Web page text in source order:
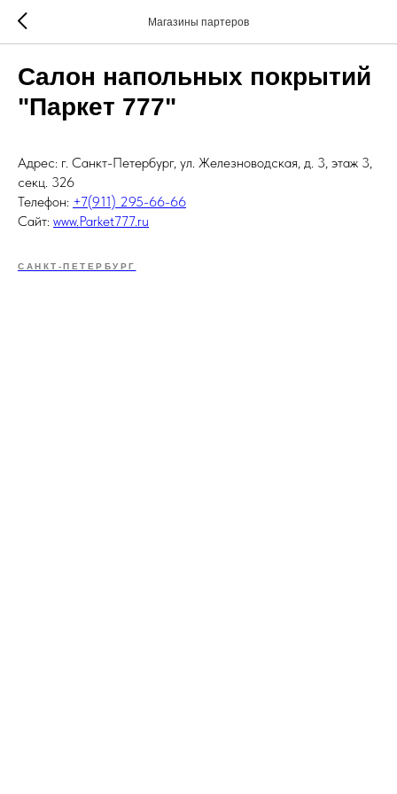
Магазины партеров
Салон напольных покрытий
"Паркет 777"
Адрес: г. Санкт-Петербург, ул. Железноводская, д. 3, этаж 3,
секц. 326
Телефон: +7(911) 295-66-66
Сайт: www.Parket777.ru
САНКТ-ПЕТЕРБУРГ